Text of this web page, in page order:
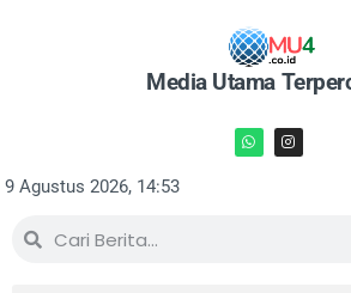
Media Utama
9 Agustus 2026, 14:53